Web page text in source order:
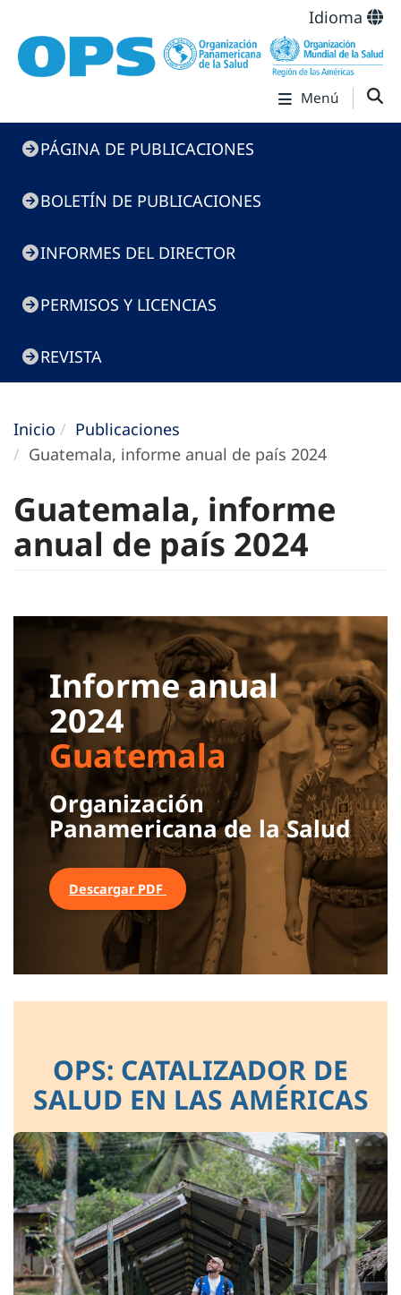
Idioma
Menú
Menú
de
Publicaciones
PÁGINA DE PUBLICACIONES
BOLETÍN DE PUBLICACIONES
INFORMES DEL DIRECTOR
PERMISOS Y LICENCIAS
REVISTA
Inicio
Publicaciones
Guatemala, informe anual de país 2024
Guatemala, informe
anual de país 2024
Informe anual
2024
Guatemala
Organización
Panamericana de la Salud
Descargar PDF
OPS: CATALIZADOR DE
SALUD EN LAS AMÉRICAS